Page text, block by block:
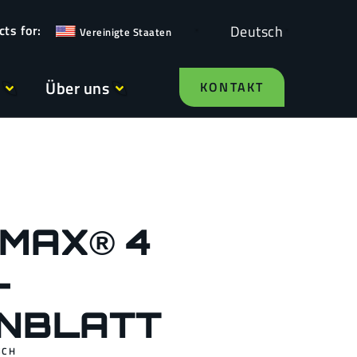
Vereinigte Staaten Deutsch
Über uns KONTAKT
4